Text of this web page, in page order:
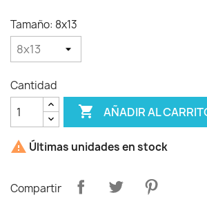
Tamaño: 8x13
Cantidad
 AÑADIR AL
 Últimas unidades en stock
Compartir